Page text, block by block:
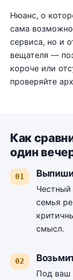
Нюанс, о
сама
сервиса, но и
вещателя —
короче или
проверяйте
Как
один
Честный
семья
смысл.
Под ваш